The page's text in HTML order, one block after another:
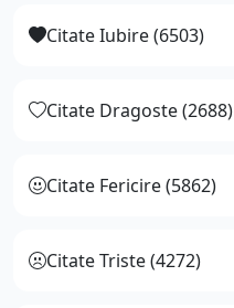
Citate Iubire (6503)
Citate Dragoste (2688)
Citate Fericire (5862)
Citate Triste (4272)